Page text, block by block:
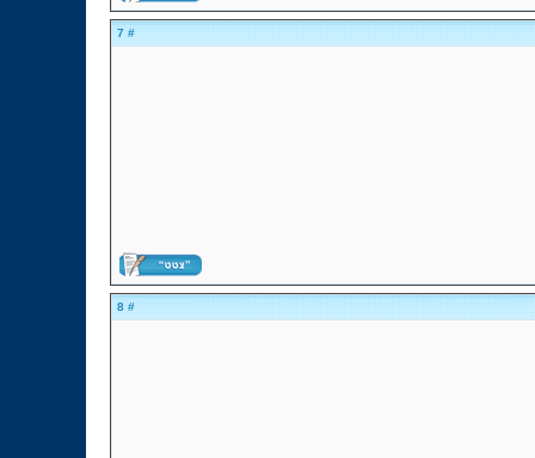
# 7
# 8